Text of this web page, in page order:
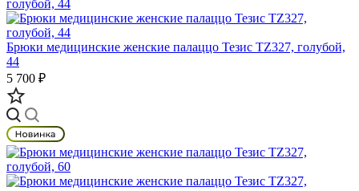
Брюки медицинские женские палаццо Тезис TZ327, голубой,
44
5 700 ₽